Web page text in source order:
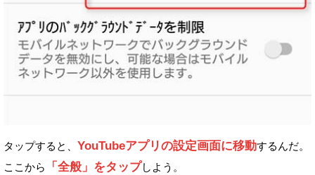
タップすると、 YouTubeアプリの設定画面に移動するんだ。
ここから
「全般」をタップしよう。